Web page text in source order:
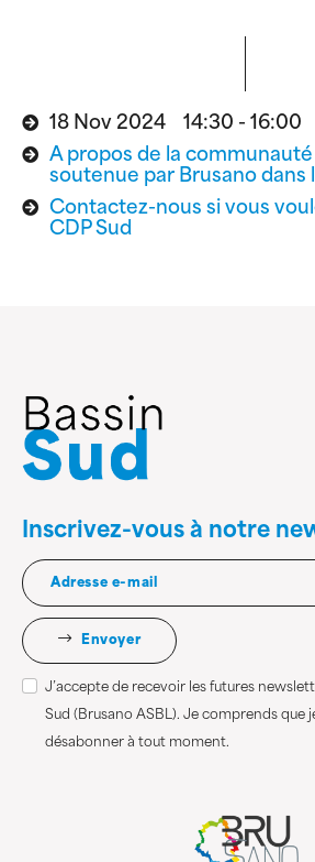
18 Nov 2024 14:30 - 16:00
A propos de la
soutenue par Brusano dans
Contactez-nous si vous
CDP Sud
Inscrivez-vous à notre
Envoyer
J’accepte de recevoir les futures
Sud (Brusano ASBL). Je comprends que
désabonner à tout moment.